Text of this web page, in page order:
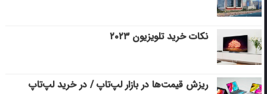
نکات خرید تلویزیون ۲۰۲۳
ریزش قیمت‌ها در بازار لپ‌تاپ / در خرید لپ‌تاپ